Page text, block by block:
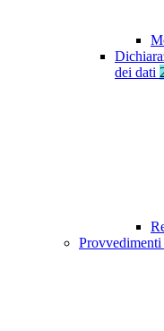
dei dati
Provvedimenti